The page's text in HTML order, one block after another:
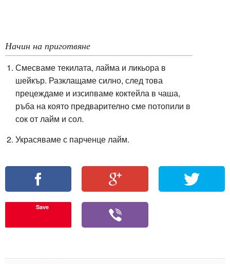
Начин на приготвяне
Смесваме текилата, лайма и ликьора в
шейкър. Разклащаме силно, след това
прецеждаме и изсипваме коктейла в чаша,
ръба на която предварително сме потопили в
сок от лайм и сол.
Украсяваме с парченце лайм.
Save